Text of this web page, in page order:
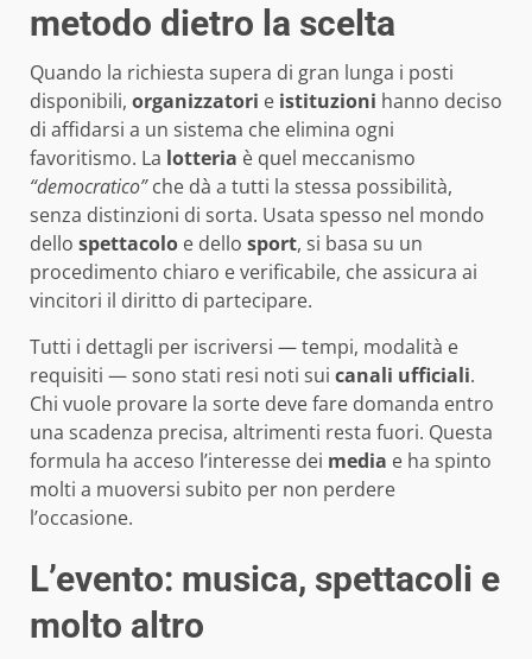
metodo dietro la scelta
Quando la richiesta supera di gran lunga i posti
disponibili, organizzatori e istituzioni hanno deciso
di affidarsi a un sistema che elimina ogni
favoritismo. La lotteria è quel meccanismo
“democratico”che dà a tutti la stessa possibilità,
senza distinzioni di sorta. Usata spesso nel mondo
dello spettacolo e dello sport, si basa su un
procedimento chiaro e verificabile, che assicura ai
vincitori il diritto di partecipare.
Tutti i dettagli per iscriversi — tempi, modalità e
requisiti — sono stati resi noti sui canali ufficiali.
Chi vuole provare la sorte deve fare domanda entro
una scadenza precisa, altrimenti resta fuori. Questa
formula ha acceso l’interesse dei media e ha spinto
molti a muoversi subito per non perdere
l’occasione.
L’evento: musica, spettacoli e
molto altro